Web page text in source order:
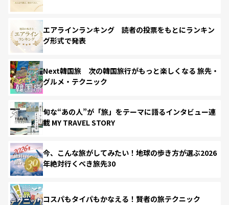
エアラインランキング 読者の投票をもとにランキン
グ形式で発表
Next韓国旅 次の韓国旅行がもっと楽しくなる 旅先・
グルメ・テクニック
旬な“あの人”が「旅」をテーマに語るインタビュー連
載 MY TRAVEL STORY
今、こんな旅がしてみたい！地球の歩き方が選ぶ2026
年絶対行くべき旅先30
コスパもタイパもかなえる！賢者の旅テクニック